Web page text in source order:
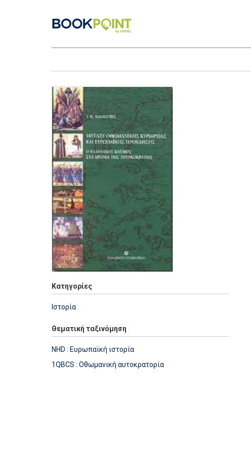
Κατηγορίες
Ιστορία
Θεματική ταξινόμηση
NHD : Ευρωπαϊκή ιστορία
1QBCS : Οθωμανική αυτοκρατορία